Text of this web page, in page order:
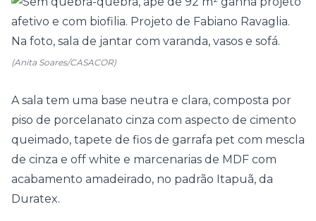
(Anita Soares/CASACOR)
A sala tem uma base neutra e clara, composta por
piso de porcelanato cinza com aspecto de cimento
queimado, tapete de fios de garrafa pet com mescla
de cinza e off white e marcenarias de MDF com
acabamento amadeirado, no padrão Itapuã, da
Duratex.